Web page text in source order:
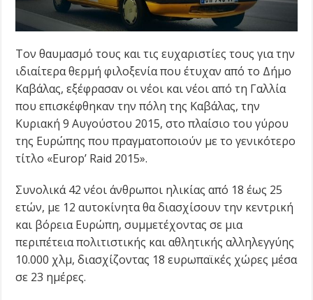
Τον θαυμασμό τους και τις ευχαριστίες τους για την
ιδιαίτερα θερμή φιλοξενία που έτυχαν από το Δήμο
Καβάλας, εξέφρασαν οι νέοι και νέοι από τη Γαλλία
που επισκέφθηκαν την πόλη της Καβάλας, την
Κυριακή 9 Αυγούστου 2015, στο πλαίσιο του γύρου
της Ευρώπης που πραγματοποιούν με το γενικότερο
τίτλο «Europ’ Raid 2015».
Συνολικά 42 νέοι άνθρωποι ηλικίας από 18 έως 25
ετών, με 12 αυτοκίνητα θα διασχίσουν την κεντρική
και βόρεια Ευρώπη, συμμετέχοντας σε μια
περιπέτεια πολιτιστικής και αθλητικής αλληλεγγύης
10.000 χλμ, διασχίζοντας 18 ευρωπαϊκές χώρες μέσα
σε 23 ημέρες.